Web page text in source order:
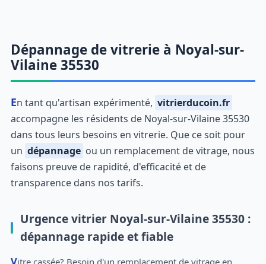
Dépannage de vitrerie à Noyal-sur-
Vilaine 35530
En tant qu'artisan expérimenté, vitrierducoin.fr
accompagne les résidents de Noyal-sur-Vilaine 35530
dans tous leurs besoins en vitrerie. Que ce soit pour
un dépannage ou un remplacement de vitrage, nous
faisons preuve de rapidité, d'efficacité et de
transparence dans nos tarifs.
Urgence vitrier Noyal-sur-Vilaine 35530 :
dépannage rapide et fiable